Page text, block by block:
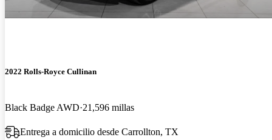
2022 Rolls-Royce Cullinan
Black Badge AWD 21,596 millas
Entrega a domicilio desde Carrollton, TX